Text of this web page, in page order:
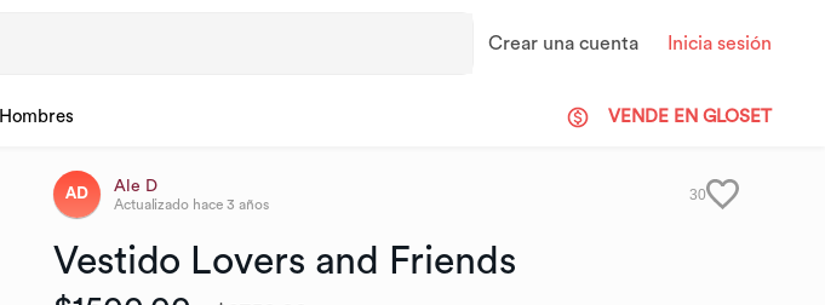
Crear una cuenta Inicia sesión
Hombres VENDE EN GLOSET
AD Ale D
Actualizado hace 3 años
30
Vestido Lovers and Friends